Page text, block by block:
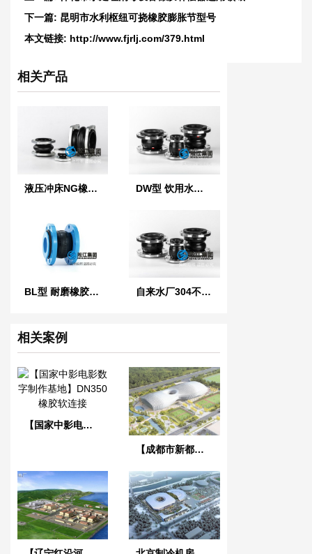
下一篇: 昆明市水利枢纽可挠橡胶膨胀节型号
本文链接: http://www.fjrlj.com/379.html
相关产品
液压冲床NG橡胶软连接 DW型 饮用水橡胶软接头
BL型 耐磨橡胶软连接 自来水厂304不锈钢橡胶管接头
相关案例
【国家中影电影数字制作基地】DN350橡胶软连接
【成都市新都香城体育中心】弹簧减震器合同